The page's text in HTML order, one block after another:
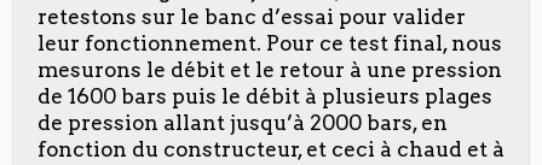
retestons sur le banc d’essai pour valider
leur fonctionnement. Pour ce test final, nous
mesurons le débit et le retour à une pression
de 1600 bars puis le débit à plusieurs plages
de pression allant jusqu’à 2000 bars, en
fonction du constructeur, et ceci à chaud et à